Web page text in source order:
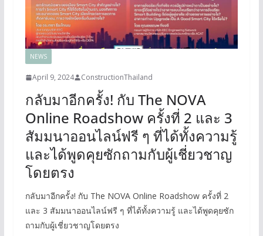
NEWS
April 9, 2024 ConstructionThailand
กลับมาอีกครั้ง! กับ The NOVA
Online Roadshow ครั้งที่ 2 และ 3
สัมมนาออนไลน์ฟรี ๆ ที่ได้ทั้งความรู้
และได้พูดคุยซักถามกับผู้เชี่ยวชาญ
โดยตรง
กลับมาอีกครั้ง! กับ The NOVA Online Roadshow ครั้งที่ 2
และ 3 สัมมนาออนไลน์ฟรี ๆ ที่ได้ทั้งความรู้ และได้พูดคุยซัก
ถามกับผู้เชี่ยวชาญโดยตรง